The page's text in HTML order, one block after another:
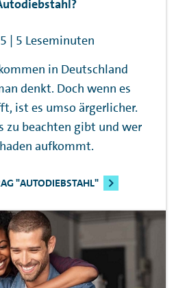
| 5 Leseminuten
in Deutschland
denkt. Doch wenn es
ist es umso ärgerlicher.
zu beachten gibt und wer
aufkommt.
"AUTODIEBSTAHL"